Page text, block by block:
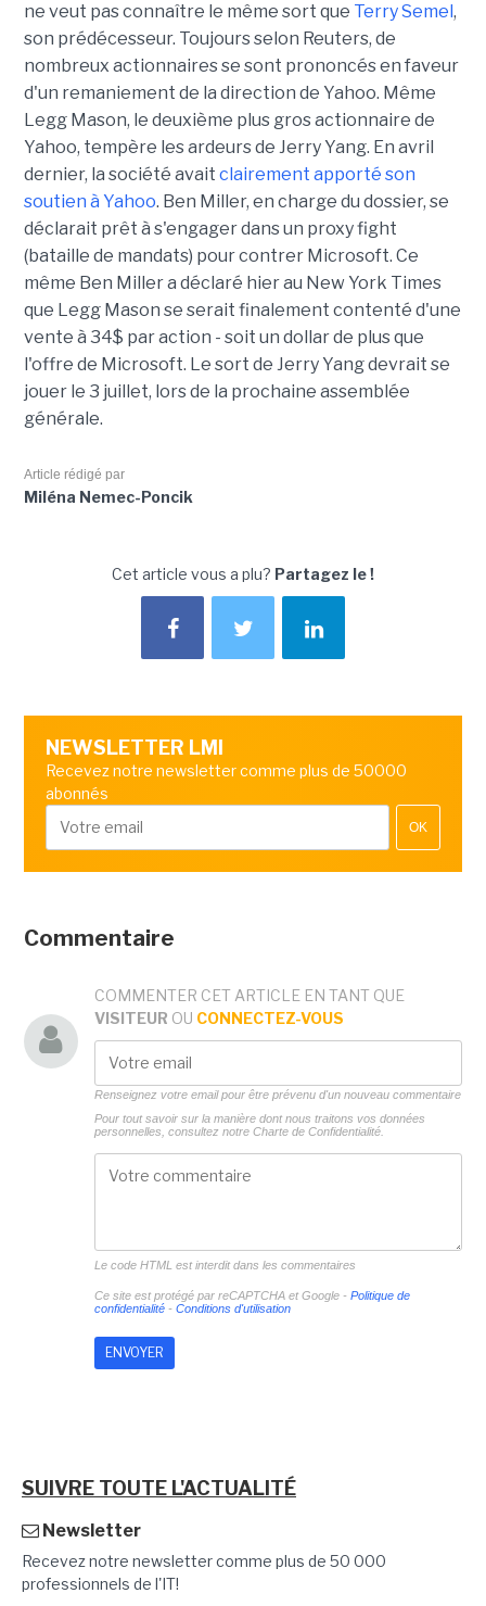
ne veut pas connaître le même sort que Terry Semel,
son prédécesseur. Toujours selon Reuters, de
nombreux actionnaires se sont prononcés en faveur
d'un remaniement de la direction de Yahoo. Même
Legg Mason, le deuxième plus gros actionnaire de
Yahoo, tempère les ardeurs de Jerry Yang. En avril
dernier, la société avait clairement apporté son
soutien à Yahoo. Ben Miller, en charge du dossier, se
déclarait prêt à s'engager dans un proxy fight
(bataille de mandats) pour contrer Microsoft. Ce
même Ben Miller a déclaré hier au New York Times
que Legg Mason se serait finalement contenté d'une
vente à 34$ par action - soit un dollar de plus que
l'offre de Microsoft. Le sort de Jerry Yang devrait se
jouer le 3 juillet, lors de la prochaine assemblée
générale.
Article rédigé par
Miléna Nemec-Poncik
Cet article vous a plu? Partagez le !
NEWSLETTER LMI
Recevez notre newsletter comme plus de 50000
abonnés
OK
Commentaire
COMMENTER CET ARTICLE EN TANT QUE
VISITEUR OU CONNECTEZ-VOUS
Renseignez votre email pour être prévenu d'un nouveau commentaire
Pour tout savoir sur la manière dont nous traitons vos données
personnelles, consultez notre Charte de Confidentialité.
Le code HTML est interdit dans les commentaires
Ce site est protégé par reCAPTCHA et Google - Politique de
confidentialité- Conditions d'utilisation
SUIVRE TOUTE L'ACTUALITÉ
Newsletter
Recevez notre newsletter comme plus de 50 000
professionnels de l'IT!